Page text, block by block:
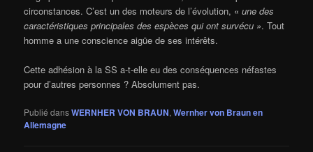
circonstances. C’est un des moteurs de l’évolution, «une des
caractéristiques principales des espèces qui ont survécu ». Tout
homme a une conscience aigüe de ses intérêts.
Cette adhésion à la SS a-t-elle eu des conséquences néfastes
pour d’autres personnes ? Absolument pas.
Publié dansWERNHER VON BRAUN,Wernher von Braun en
Allemagne